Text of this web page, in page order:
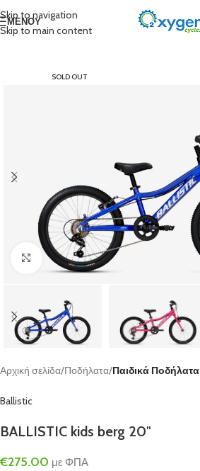
Skip to navigation
Skip to main content
ΜΕΝΟΎ
SOLD OUT
Click to enlarge
Αρχική σελίδα Ποδήλατα Παιδικά Ποδήλατα
Ballistic
BALLISTIC kids berg 20″
€275.00 με ΦΠΑ